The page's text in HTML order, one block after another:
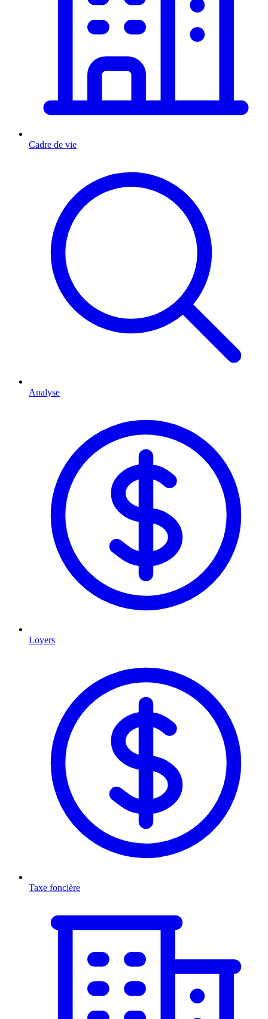
Cadre de vie
Analyse
Loyers
Taxe foncière